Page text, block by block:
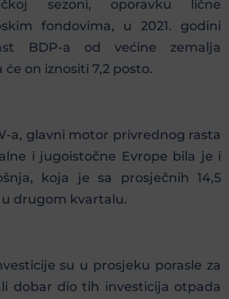
sezoni, oporavku lične
fondovima, u 2021. godini
BDP-a od većine zemalja
on iznositi 7,2 posto.
a, glavni motor privrednog rasta
i jugoistočne Evrope bila je i
koja je sa prosječnih 14,5
drugom kvartalu.
su u prosjeku porasle za
dobar dio tih investicija otpada